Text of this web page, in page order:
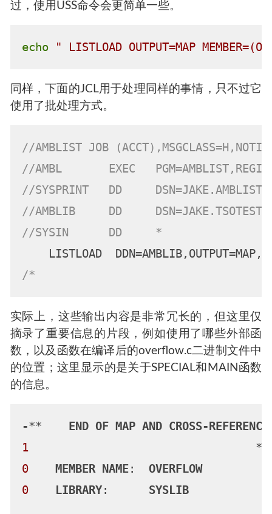
过，使用USS命令会更简单一些。
echo " LISTLOAD OUTPUT=MAP
同样，下面的JCL用于处理同样的事情，只不过它
使用了批处理方式。
//AMBLIST JOB
//AMBL       EXEC
//SYSPRINT   DD
//AMBLIB     DD
//SYSIN      DD     *
实际上，这些输出内容是非常冗长的，但这里仅
摘录了重要信息的片段，例如使用了哪些外部函
数，以及函数在编译后的overflow.c二进制文件中
的位置；这里显示的是关于SPECIAL和MAIN函数
的信息。
-** END OF MAP AND CROSS-REFERENCE
1
0
MEMBER NAME: OVERFLOW
0
LIBRARY: SYSLIB